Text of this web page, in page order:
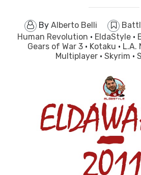
By Alberto Belli
Human Revolution · EldaStyle ·
Gears of War 3 · Kotaku · L.A.
Multiplayer · Skyrim ·